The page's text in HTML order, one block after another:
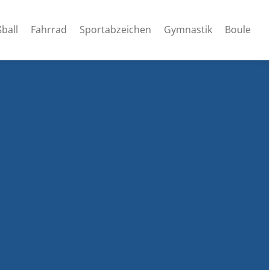
Fahrrad Sportabzeichen Gymnastik Boule